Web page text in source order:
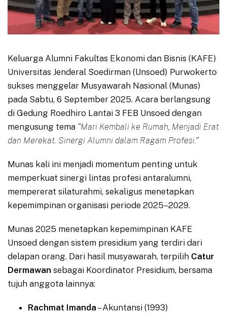
Keluarga Alumni Fakultas Ekonomi dan Bisnis (KAFE)
Universitas Jenderal Soedirman (Unsoed) Purwokerto
sukses menggelar Musyawarah Nasional (Munas)
pada Sabtu, 6 September 2025. Acara berlangsung
di Gedung Roedhiro Lantai 3 FEB Unsoed dengan
mengusung tema “Mari Kembali ke Rumah, Menjadi Erat
dan Merekat. Sinergi Alumni dalam Ragam Profesi.”
Munas kali ini menjadi momentum penting untuk
memperkuat sinergi lintas profesi antaralumni,
mempererat silaturahmi, sekaligus menetapkan
kepemimpinan organisasi periode 2025–2029.
Munas 2025 menetapkan kepemimpinan KAFE
Unsoed dengan sistem presidium yang terdiri dari
delapan orang. Dari hasil musyawarah, terpilih Catur
Dermawan sebagai Koordinator Presidium, bersama
tujuh anggota lainnya:
Rachmat Imanda – Akuntansi (1993)